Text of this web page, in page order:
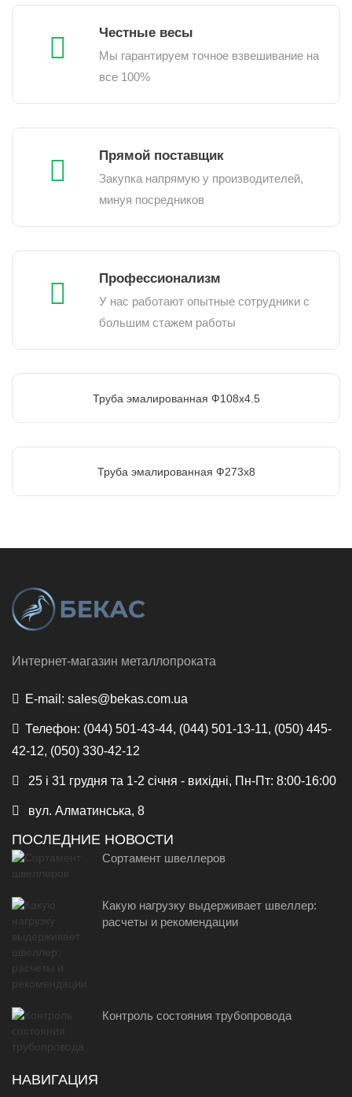
Честные весы
Мы гарантируем точное взвешивание на
все 100%
Прямой поставщик
Закупка напрямую у производителей,
минуя посредников
Профессионализм
У нас работают опытные сотрудники с
большим стажем работы
Труба эмалированная Ф108х4.5
Труба эмалированная Ф273х8
Интернет-магазин металлопроката
E-mail: sales@bekas.com.ua
Телефон: (044) 501-43-44, (044) 501-13-11, (050) 445-
42-12, (050) 330-42-12
25 і 31 грудня та 1-2 січня - вихідні, Пн-Пт: 8:00-16:00
вул. Алматинська, 8
ПОСЛЕДНИЕ НОВОСТИ
Сортамент швеллеров
Какую нагрузку выдерживает швеллер:
расчеты и рекомендации
Контроль состояния трубопровода
НАВИГАЦИЯ